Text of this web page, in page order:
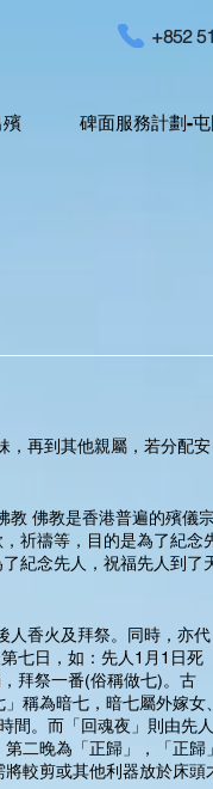
+852
碑面服務計劃-屯
，再到其他親屬，若分配安
教 佛教是香港普遍的殯儀
祈禱等，目的是為了紀念
紀念先人，祝福先人到了
人香火及拜祭。同時，亦代
七日，如：先人1月1日死
拜祭一番(俗稱做七)。古
稱為暗七，暗七屬外嫁女、
間。而「回魂夜」則由先人
二晚為「正歸」，「正歸」
較剪或其他利器放於床頭